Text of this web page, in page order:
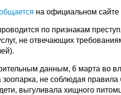
на официальном
по признакам
не отвечающих
данным, 6 марта во
зоопарка, не соблюдая правила
выгуливала хищного